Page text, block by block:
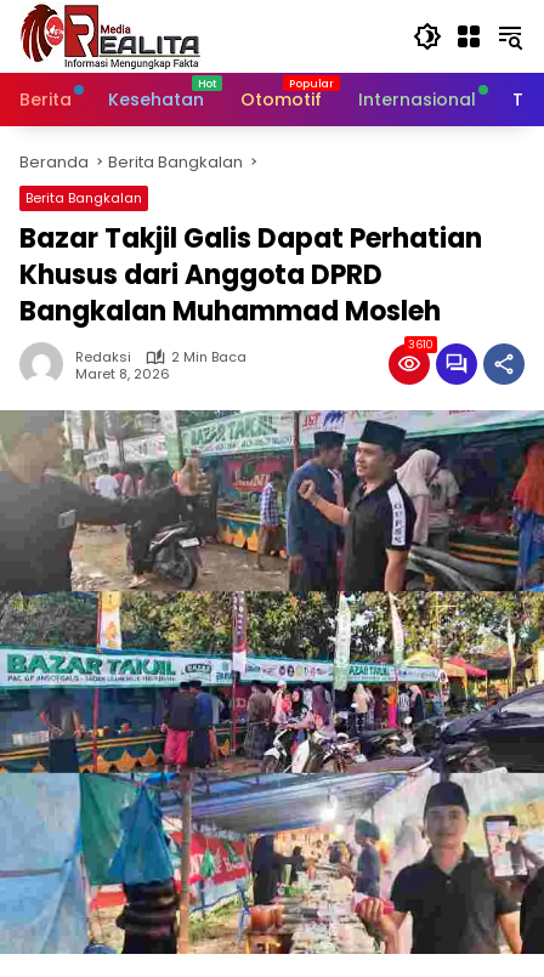
Langsung
konten
Berita
Kesehatan Otomotif Internasional
Beranda Berita Bangkalan
Berita Bangkalan
Bazar Takjil Galis Dapat Perhatian
Khusus dari Anggota DPRD
Bangkalan Muhammad Mosleh
Redaksi
2 Min Baca
Maret 8, 2026
3610